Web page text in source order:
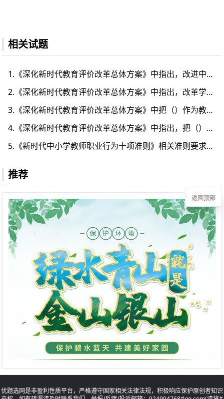
相关试题
1.《深化新时代教育评价改革总体方案》中指出，改进中小学校评价，普通高中主要评价建设现代学校制度以及学业负担情况。（判断题）
2.《深化新时代教育评价改革总体方案》中指出，改革学校评价要把（）作为根本标准。
3.《深化新时代教育评价改革总体方案》中把（）作为教师资格定期注册、业绩考核、职称评聘、评优奖励首要要求。
4.《深化新时代教育评价改革总体方案》中指出，把（）作为评价教师的基本要求。
5.《新时代中小学教师职业行为十项准则》相关准则要求，明确了新时代教师职业规范，划定基本底线，深化师德师风建设，实行（）“一票否决”。
推荐
优题选网是非盈利性质平台，严格遵守国家相关法律法规，积极响应保护原创者知识
返回顶部